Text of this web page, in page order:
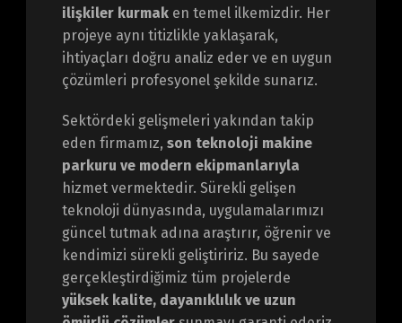
ilişkiler kurmaken temel ilkemizdir. Her
projeye aynı titizlikle yaklaşarak,
ihtiyaçları doğru analiz eder ve en uygun
çözümleri profesyonel şekilde sunarız.
Sektördeki gelişmeleri yakından takip
eden firmamız, son teknoloji makine
parkuru ve modern ekipmanlarıyla
hizmet vermektedir. Sürekli gelişen
teknoloji dünyasında, uygulamalarımızı
güncel tutmak adına araştırır, öğrenir ve
kendimizi sürekli geliştiririz. Bu sayede
gerçekleştirdiğimiz tüm projelerde
yüksek kalite, dayanıklılık ve uzun